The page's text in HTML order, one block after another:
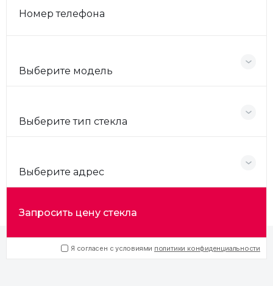
Номер телефона
Выберите модель
Выберите тип стекла
Выберите адрес
Запросить цену стекла
Я согласен с условиями политики конфиденциальности